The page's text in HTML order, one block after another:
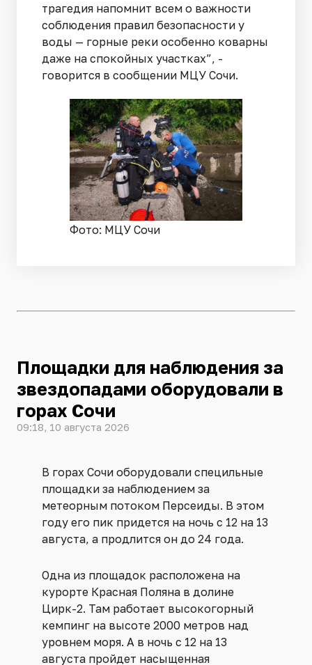
трагедия напомнит всем о важности
соблюдения правил безопасности у
воды — горные реки особенно коварны
даже на спокойных участках”, -
говорится в сообщении МЦУ Сочи.
Фото: МЦУ Сочи
Площадки для наблюдения за
звездопадами оборудовали в
горах Сочи
09:18, 10 августа 2026
В горах Сочи оборудовали специльные
площадки за наблюдением за
метеорным потоком Персеиды. В этом
году его пик придется на ночь с 12 на 13
августа, а продлится он до 24 года.
Одна из площадок расположена на
курорте Красная Поляна в долине
Цирк-2. Там работает высокогорный
кемпинг на высоте 2000 метров над
уровнем моря. А в ночь с 12 на 13
августа пройдет насыщенная